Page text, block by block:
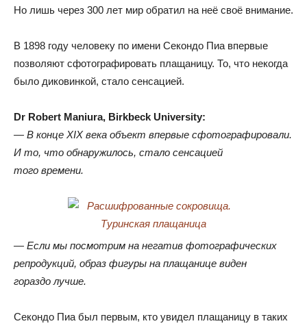
Но лишь через 300 лет мир обратил на неё своё внимание.
В 1898 году человеку по имени Секондо Пиа впервые
позволяют сфотографировать плащаницу. То, что некогда
было диковинкой, стало сенсацией.
Dr Robert Maniura, Birkbeck University:
— В конце XIX века объект впервые сфотографировали.
И то, что обнаружилось, стало сенсацией
того времени.
— Если мы посмотрим на негатив фотографических
репродукций, образ фигуры на плащанице виден
гораздо лучше.
Секондо Пиа был первым, кто увидел плащаницу в таких